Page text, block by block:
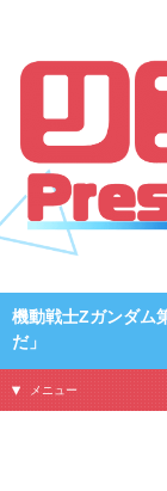
機動戦士Zガンダム
だ」
メニュー